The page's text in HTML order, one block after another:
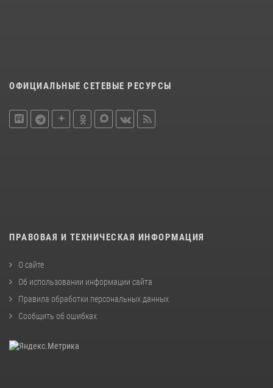
ОФИЦИАЛЬНЫЕ СЕТЕВЫЕ РЕСУРСЫ
ПРАВОВАЯ И ТЕХНИЧЕСКАЯ ИНФОРМАЦИЯ
О сайте
Об использовании информации сайта
Правила обработки персональных данных
Сообщить об ошибках